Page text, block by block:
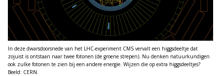
In deze dwarsdoorsnede van het LHC-experiment CMS vervalt een higgsdeeltje dat
zojuist is ontstaan naar twee fotonen (de groene strepen). Nu denken natuurkundigen
ook zulke fotonen te zien bij een andere energie. Wijzen die op extra higgsdeeltjes?
Beeld: CERN.